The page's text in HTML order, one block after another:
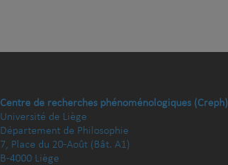
Centre de recherches phénoménologiques (Creph)
Université de Liège
Département de Philosophie
7, Place du 20-Août (Bât. A1)
B-4000 Liège